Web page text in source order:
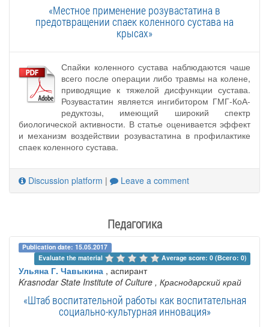
«Местное применение розувастатина в
предотвращении спаек коленного сустава на
крысах»
Спайки коленного сустава наблюдаются чаше
всего после операции либо травмы на колене,
приводящие к тяжелой дисфункции сустава.
Розувастатин является ингибитором ГМГ-КоА-
редуктозы, имеющий широкий спектр
биологической активности. В статье оценивается эффект
и механизм воздействии розувастатина в профилактике
спаек коленного сустава.
Discussion platform | Leave a comment
Педагогика
Publication date: 15.05.2017
Evaluate the material
Average score: 0 (Всего: 0)
Ульяна Г. Чавыкина , аспирант
Krasnodar State Institute of Culture , Краснодарский край
«Штаб воспитательной работы как воспитательная
социально-культурная инновация»